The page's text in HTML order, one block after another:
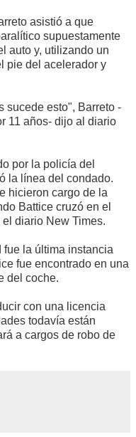
asistió a que
supuestamente
auto y, utilizando un
pie del acelerador y
sucede esto", Barreto -
11 años- dijo al diario
por la policía del
la línea del condado.
hicieron cargo de la
Battice cruzó en el
diario New Times.
fue la última instancia
fue encontrado en una
del coche.
con una licencia
todavía están
a cargos de robo de